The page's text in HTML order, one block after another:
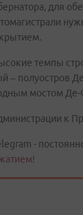
для
темпы
– полуостров
мостом
к
-